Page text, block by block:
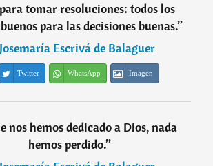
tomar resoluciones: todos los
para las decisiones buenas.”
Josemaría Escrivá de Balaguer
Twitter WhatsApp Imagen
nos hemos dedicado a Dios, nada
hemos perdido.”